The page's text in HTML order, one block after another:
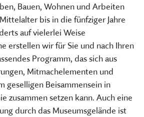
Bauen, Wohnen und Arbeiten
bis in die fünfziger Jahre
auf vielerlei Weise
erstellen wir für Sie und nach Ihren
Programm, das sich aus
Mitmachelementen und
geselligen Beisammensein in
zusammen setzen kann. Auch eine
durch das Museumsgelände ist